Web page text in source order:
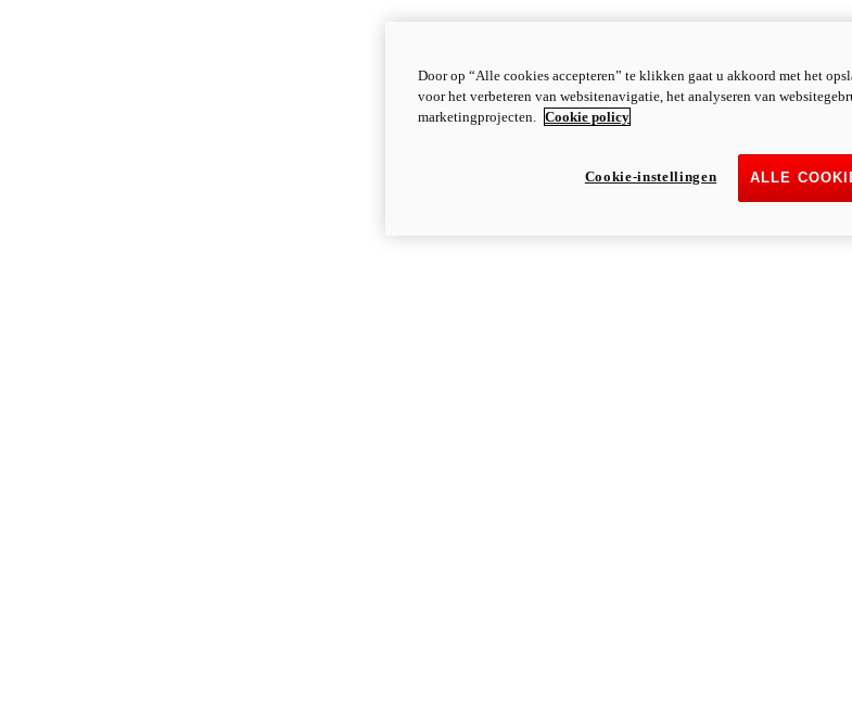
Door op “Alle cookies accepteren” te klikken gaat u akkoord met het
voor het verbeteren van websitenavigatie, het analyseren van
marketingprojecten. Cookie policy
ALLE
Cookie-instellingen